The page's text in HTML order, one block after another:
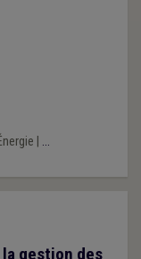
...
gestion des